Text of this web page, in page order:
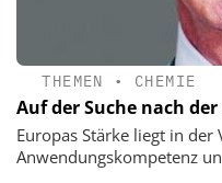
THEMEN • CHEMIE
Auf der Suche nach
Europas Stärke liegt in der
Anwendungskompetenz